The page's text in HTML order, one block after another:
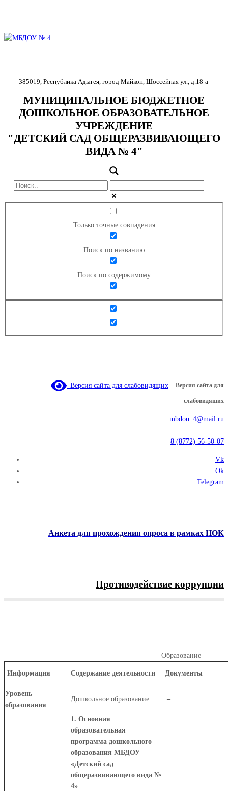
385019, Республика Адыгея, город Майкоп, Шоссейная ул., д.18-а
МУНИЦИПАЛЬНОЕ БЮДЖЕТНОЕ
ДОШКОЛЬНОЕ ОБРАЗОВАТЕЛЬНОЕ
УЧРЕЖДЕНИЕ
"ДЕТСКИЙ САД ОБЩЕРАЗВИВАЮЩЕГО
ВИДА № 4"
Только точные совпадения
Поиск по названию
Поиск по содержимому
Версия сайта для слабовидящих Версия сайта для
слабовидящих
mbdou_4@mail.ru
8 (8772) 56-50-07
Vk
Ok
Telegram
Анкета для прохождения опроса в рамках НОК
Противодействие коррупции
Образование
Информация Содержание деятельности Документы
Уровень
образования
Дошкольное образование –
1. Основная
образовательная
программа дошкольного
образования МБДОУ
«Детский сад
общеразвивающего вида №
4»